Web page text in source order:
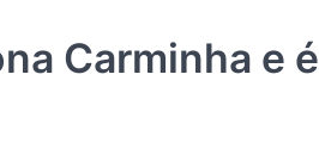
Carminha e é